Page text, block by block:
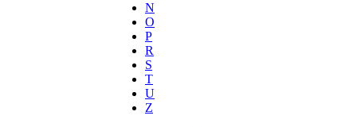
N
O
P
R
S
T
U
Z